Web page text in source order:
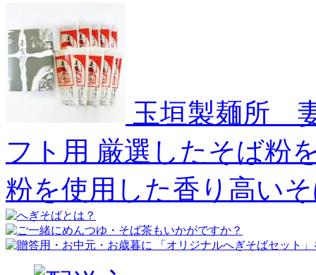
玉垣製麺所
フト用 厳選したそば粉
粉を使用した香り高い